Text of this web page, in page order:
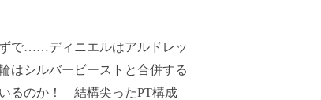
ずで……ディニエルはアルドレッ
はシルバービーストと合併する
るのか！ 結構尖ったPT構成